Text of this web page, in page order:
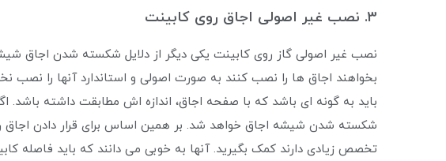
3. نصب غیر اصولی اجاق روی کابینت
نصب غیر اصولی گاز روی کابینت یکی دیگر از دلایل شکسته شدن اجاق
بخواهند اجاق ها را نصب کنند به صورت اصولی و استاندارد آنها را نصب
باید به گونه ای باشد که با صفحه اجاق، اندازه اش مطابقت داشته
شکسته شدن شیشه اجاق خواهد شد. بر همین اساس برای قرار دادن اجاق
تخصص زیادی دارند کمک بگیرید. آنها به خوبی می دانند که باید فاصله